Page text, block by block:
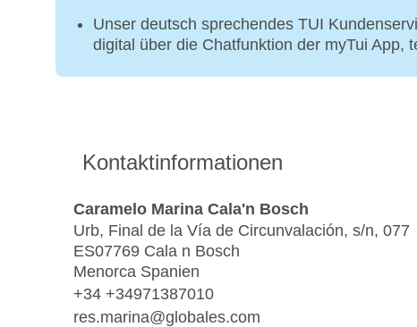
Unser deutsch sprechendes TUI
digital über die Chatfunktion der myTui App,
Kontaktinformationen
Caramelo Marina Cala'n Bosch
Urb, Final de la Vía de Circunvalación, s/n, 077
ES07769 Cala n Bosch
Menorca Spanien
+34 +34971387010
res.marina@globales.com